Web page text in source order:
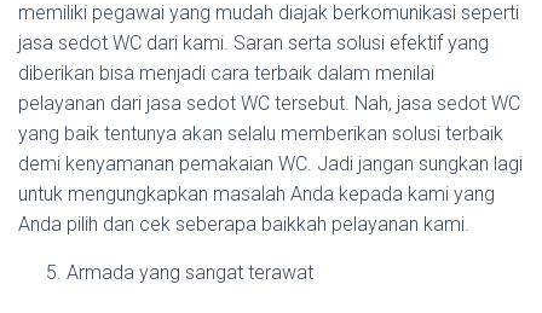
memiliki pegawai yang mudah diajak berkomunikasi seperti
jasa sedot WC dari kami. Saran serta solusi efektif yang
diberikan bisa menjadi cara terbaik dalam menilai
pelayanan dari jasa sedot WC tersebut. Nah, jasa sedot WC
yang baik tentunya akan selalu memberikan solusi terbaik
demi kenyamanan pemakaian WC. Jadi jangan sungkan lagi
untuk mengungkapkan masalah Anda kepada kami yang
Anda pilih dan cek seberapa baikkah pelayanan kami.
Armada yang sangat terawat